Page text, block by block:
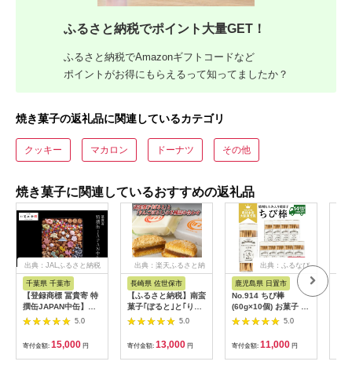
ふるさと納税でポイント大量GET！
ふるさと納税でAmazonギフトコードなど
ポイントがお得にもらえるって知ってましたか？
焼き菓子の返礼品に関連しているカテゴリ
クッキー マカロン ドーナツ その他
焼き菓子に関連しているおすすめの返礼品
出典：JALふるさと納税
千葉県 千葉市
【登録商標 冨貴寄 特
撰缶JAPAN中缶】
お菓子 おやつ 和菓子
クッキー 干菓子 金平
糖 和三盆糖 甘い ギフ
ト プレゼント お祝い
千葉県 千葉市
5.0
寄付金額: 15,000 円
出典：楽天ふるさと納
長崎県 佐世保市
【ふるさと納税】南蛮
菓子｢ぽると｣と｢りん
ごぽると｣の2種詰め
5.0
寄付金額: 13,000 円
出典：ふるなび
鹿児島県 日置市
No.914 ちび棒
(60g×10個) お菓子 焼
菓子 おつまみ 焼酎 ス
ティック 小分け 常温
常温保存【西酒造】
5.0
寄付金額: 11,000 円